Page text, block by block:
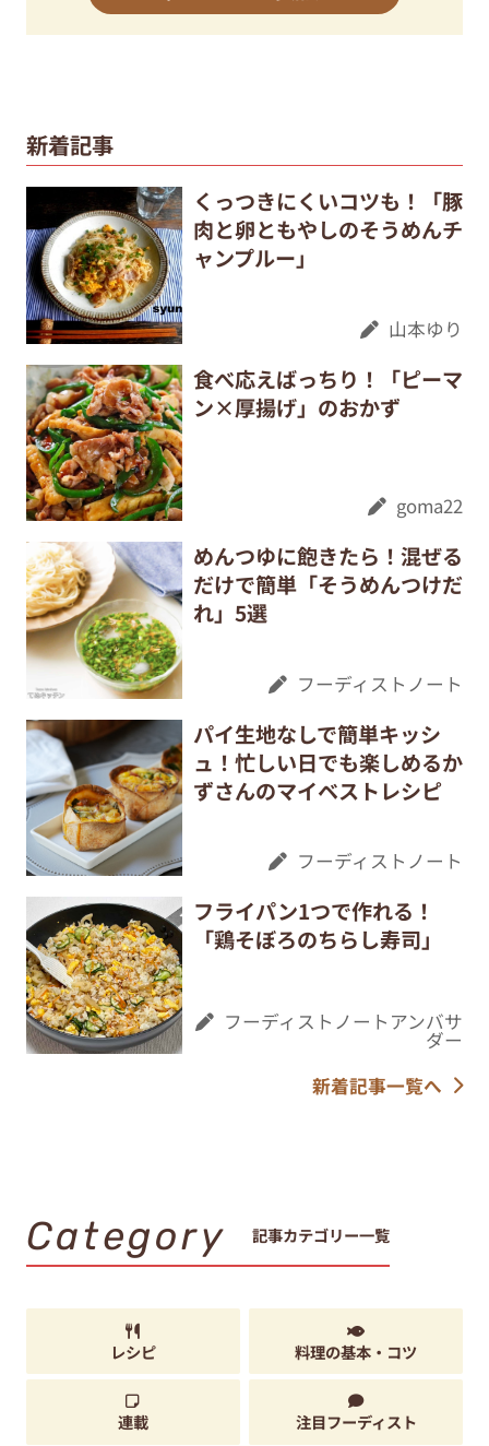
新着記事
くっつきにくいコツも！「豚
肉と卵ともやしのそうめんチ
ャンプルー」
山本ゆり
食べ応えばっちり！「ピーマ
ン×厚揚げ」のおかず
goma22
めんつゆに飽きたら！混ぜる
だけで簡単「そうめんつけだ
れ」5選
フーディストノート
パイ生地なしで簡単キッシ
ュ！忙しい日でも楽しめるか
ずさんのマイベストレシピ
フーディストノート
フライパン1つで作れる！
「鶏そぼろのちらし寿司」
フーディストノートアンバサ
ダー
新着記事一覧へ
Category 記事カテゴリー一覧
レシピ 料理の基本・コツ
連載 注目フーディスト